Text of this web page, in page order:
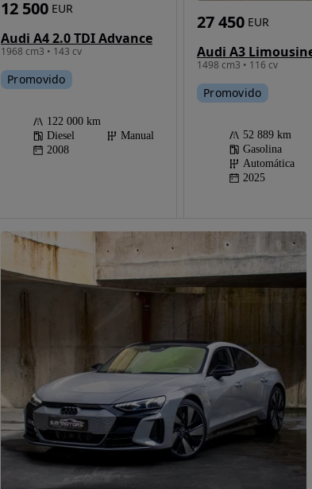
Possibilidade de
financiamento
Audi A4 2.0 TDI Advance
1968 cm3 • 143 cv
12 500 EUR
Promovido
122 000 km
Diesel
Manual
2008
1498 cm3 • 116 cv
27 450 EUR
Promovido
52 889 km
Gasolina
Automática
2025